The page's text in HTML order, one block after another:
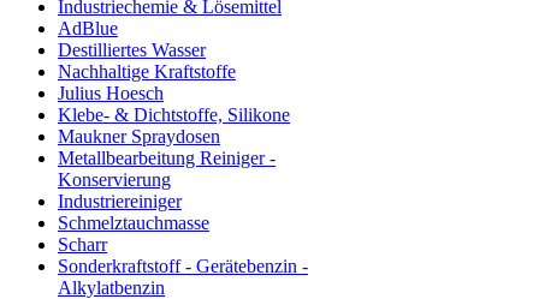
Industriechemie & Lösemittel
AdBlue
Destilliertes Wasser
Nachhaltige Kraftstoffe
Julius Hoesch
Klebe- & Dichtstoffe, Silikone
Maukner Spraydosen
Metallbearbeitung Reiniger -
Konservierung
Industriereiniger
Schmelztauchmasse
Scharr
Sonderkraftstoff - Gerätebenzin -
Alkylatbenzin